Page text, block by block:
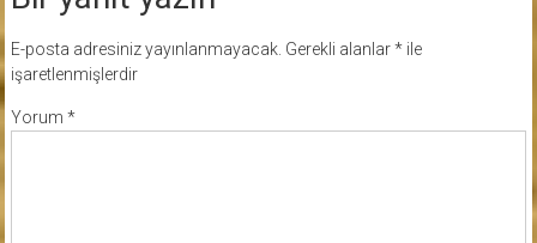
E-posta adresiniz yayınlanmayacak. Gerekli alanlar*ile
işaretlenmişlerdir
Yorum *